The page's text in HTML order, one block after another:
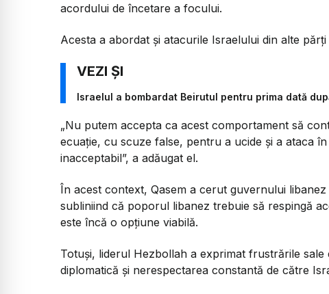
acordului de încetare a focului.
Acesta a abordat și atacurile Israelului din alte
Israelul a bombardat Beirutul pentru prima dată
„Nu putem accepta ca acest comportament să
ecuație, cu scuze false, pentru a ucide și a ataca
inacceptabil”, a adăugat el.
În acest context, Qasem a cerut guvernului
subliniind că poporul libanez trebuie să respingă
este încă o opțiune viabilă.
Totuși, liderul Hezbollah a exprimat frustrările
diplomatică și nerespectarea constantă de către